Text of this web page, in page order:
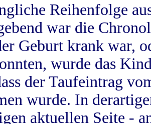
Reihenfolge
war die
Geburt krank war,
wurde das
der Taufeintrag
wurde. In
aktuellen Seite -